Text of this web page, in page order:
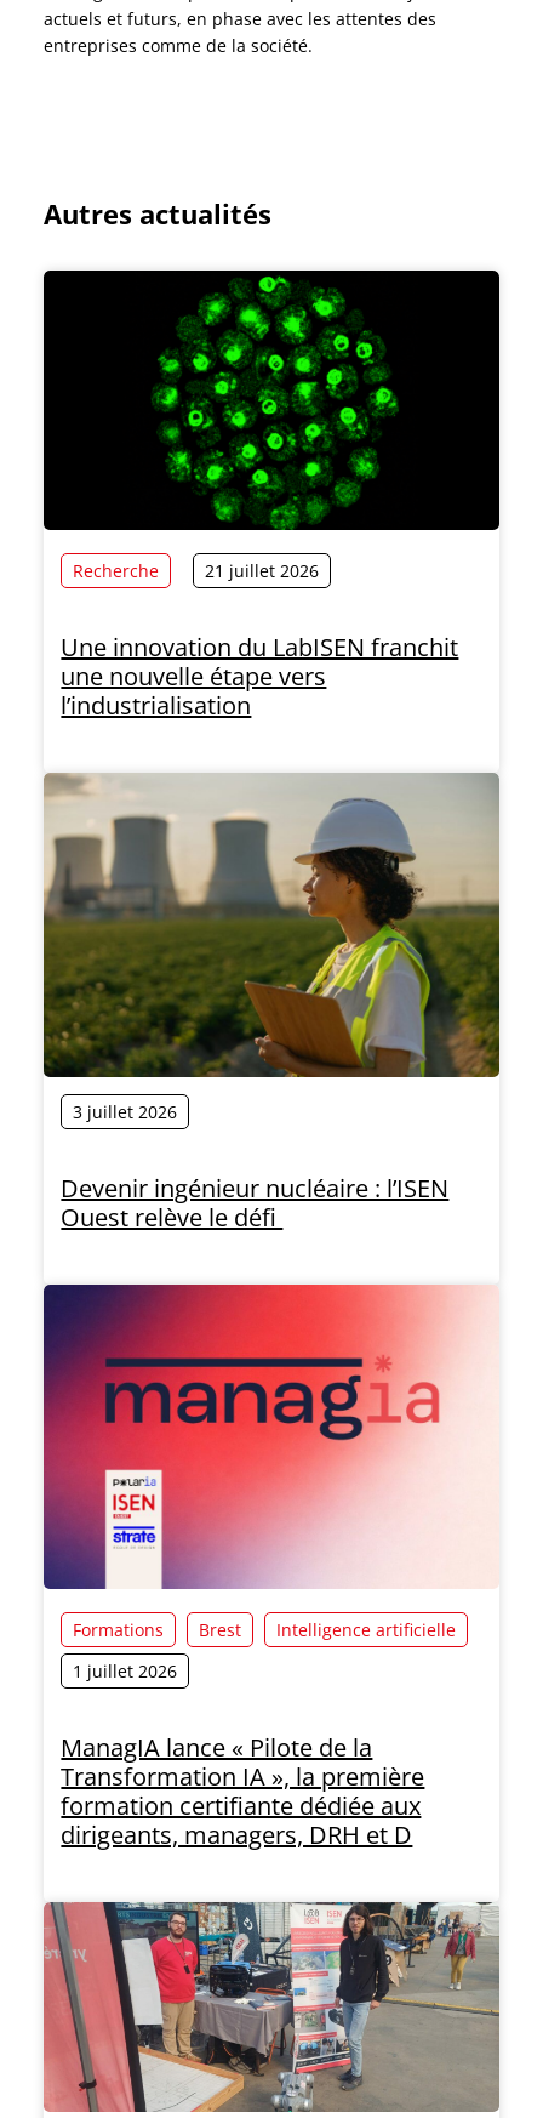
actuels et futurs, en phase avec les attentes des
entreprises comme de la société.
Autres actualités
Recherche 21 juillet 2026
Une innovation du LabISEN franchit
une nouvelle étape vers
l’industrialisation
3 juillet 2026
Devenir ingénieur nucléaire : l’ISEN
Ouest relève le défi
Formations Brest
Intelligence artificielle
1 juillet 2026
ManagIA lance « Pilote de la
Transformation IA », la première
formation certifiante dédiée aux
dirigeants, managers, DRH et D